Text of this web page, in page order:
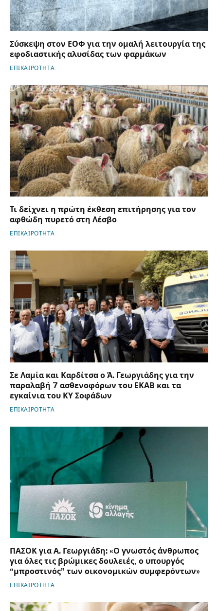
Σύσκεψη στον ΕΟΦ για την ομαλή λειτουργία της
εφοδιαστικής αλυσίδας των φαρμάκων
ΕΠΙΚΑΙΡΟΤΗΤΑ
Τι δείχνει η πρώτη έκθεση επιτήρησης για τον
αφθώδη πυρετό στη Λέσβο
ΕΠΙΚΑΙΡΟΤΗΤΑ
Σε Λαμία και Καρδίτσα ο Ά. Γεωργιάδης για την
παραλαβή 7 ασθενοφόρων του ΕΚΑΒ και τα
εγκαίνια του ΚΥ Σοφάδων
ΕΠΙΚΑΙΡΟΤΗΤΑ
ΠΑΣΟΚ για Α. Γεωργιάδη: «Ο γνωστός άνθρωπος
για όλες τις βρώμικες δουλειές, ο υπουργός
“μπροστινός” των οικονομικών συμφερόντων»
ΕΠΙΚΑΙΡΟΤΗΤΑ